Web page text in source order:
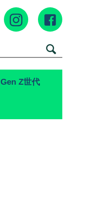
Gen Z世代